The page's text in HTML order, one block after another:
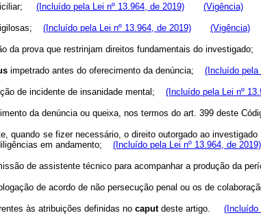
(Incluído pela Lei nº 13.964, de 2019) (Vigência)
(Incluído pela Lei nº 13.964, de 2019) (Vigência)
da prova que restrinjam direitos fundamentais do investigado;
impetrado antes do oferecimento da denúncia; (Incluído pela
de incidente de insanidade mental; (Incluído pela Lei nº
da denúncia ou queixa, nos termos do art. 399 deste
quando se fizer necessário, o direito outorgado ao
em andamento; (Incluído pela Lei nº 13.964, de 2019)
de assistente técnico para acompanhar a produção da
de acordo de não persecução penal ou os de
às atribuições definidas no caputdeste artigo. (Incluído